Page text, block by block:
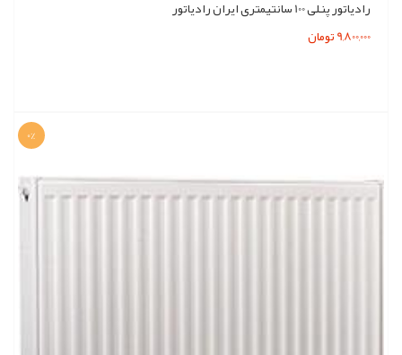
رادیاتور پنلی 100 سانتیمتری ایران رادیاتور
9,800,000 تومان
0%